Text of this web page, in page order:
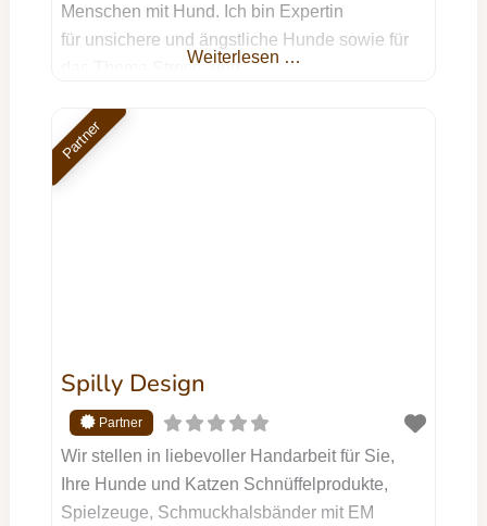
Menschen mit Hund. Ich bin Expertin
für unsichere und ängstliche Hunde sowie für
das Thema Stress- und
Mensch. Bei persodog geht es darum wie du
zu deinem Hund eine harmonische Bindung,
Vertrauen und Sicherheit als Basis für euer
Weiterlesen …
Partner
Spilly Design
Wir stellen in liebevoller Handarbeit für Sie,
Ihre Hunde und Katzen Schnüffelprodukte,
Spielzeuge, Schmuckhalsbänder mit EM